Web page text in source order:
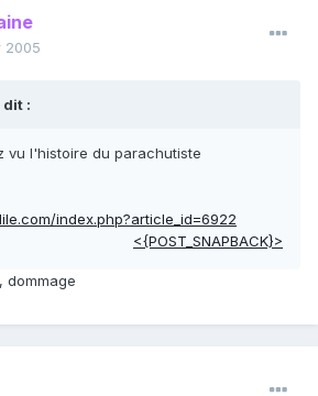
2005
dit :
vu l'histoire du parachutiste
index.php?article_id=6922
<{POST_SNAPBACK}>
dommage